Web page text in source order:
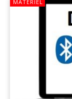
MATÉRIEL